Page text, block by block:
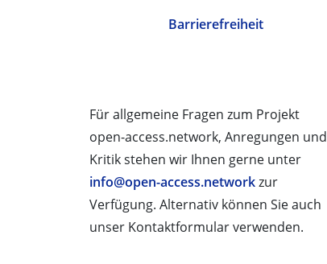
Barrierefreiheit
Für allgemeine Fragen zum Projekt
open-access.network, Anregungen und
Kritik stehen wir Ihnen gerne unter
info@open-access.networkzur
Verfügung. Alternativ können Sie auch
unser Kontaktformular verwenden.